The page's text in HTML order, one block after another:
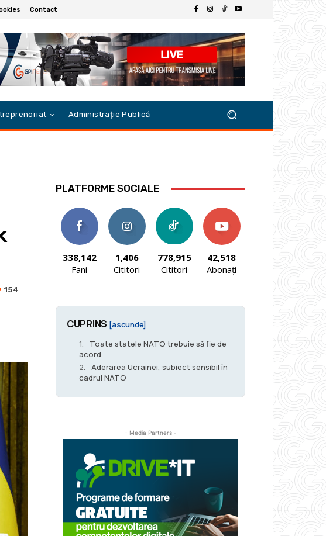
Contact
Administrație Publică
154
PLATFORME SOCIALE
338,142
Fani
1,406
Cititori
778,915
Cititori
42,518
Abonați
CUPRINS [ascunde]
Toate statele NATO trebuie să fie de
acord
Aderarea Ucrainei, subiect sensibil în
cadrul NATO
- Media Partners -